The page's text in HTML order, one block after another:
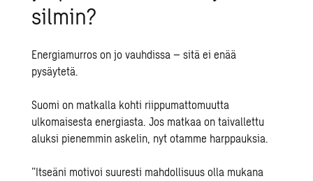
silmin?
Energiamurros on jo vauhdissa – sitä ei enää
pysäytetä.
Suomi on matkalla kohti riippumattomuutta
ulkomaisesta energiasta. Jos matkaa on taivallettu
aluksi pienemmin askelin, nyt otamme harppauksia.
”Itseäni motivoi suuresti mahdollisuus olla mukana